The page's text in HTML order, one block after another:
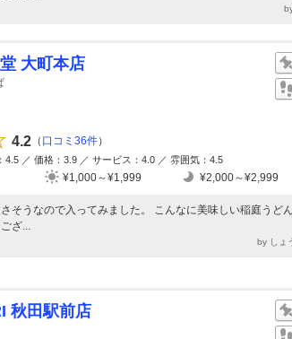
大町本店
4.2 （ 口コミ36件）
4.5 ／ 価格：3.9 ／ サービス：4.0 ／ 雰囲気：4.5
¥1,000～¥1,999 ¥2,000～¥2,999
そうなので入ってみました。 こんなに美味しい稲庭うど
ざ...
by しょ
秋田駅前店